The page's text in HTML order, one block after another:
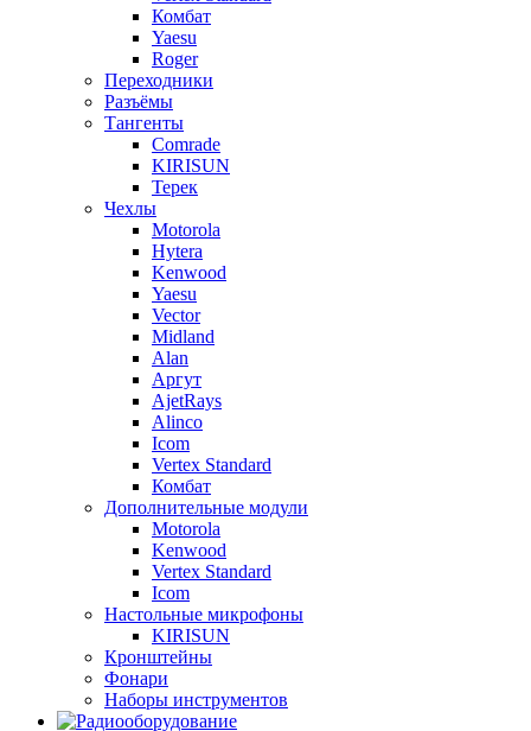
Комбат
Yaesu
Roger
Переходники
Разъёмы
Тангенты
Comrade
KIRISUN
Терек
Чехлы
Motorola
Hytera
Kenwood
Yaesu
Vector
Midland
Alan
Аргут
AjetRays
Alinco
Icom
Vertex Standard
Комбат
Дополнительные модули
Motorola
Kenwood
Vertex Standard
Icom
Настольные микрофоны
KIRISUN
Кронштейны
Фонари
Наборы инструментов